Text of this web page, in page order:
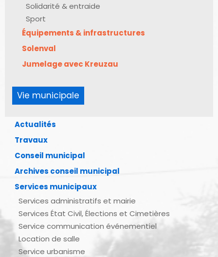
Solidarité & entraide
Sport
Équipements & infrastructures
Solenval
Jumelage avec Kreuzau
Vie municipale
Actualités
Travaux
Conseil municipal
Archives conseil municipal
Services municipaux
Services administratifs et mairie
Services État Civil, Élections et Cimetières
Service communication événementiel
Location de salle
Service urbanisme